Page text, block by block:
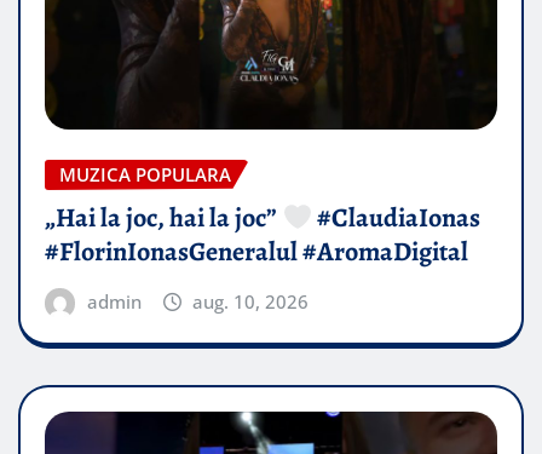
MUZICA POPULARA
„Hai la joc, hai la joc”
#ClaudiaIonas
#FlorinIonasGeneralul #AromaDigital
admin aug. 10, 2026